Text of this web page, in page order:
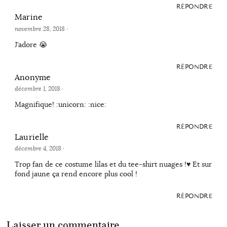
RÉPONDRE
Marine
novembre 28, 2018 ·
J’adore 😭
RÉPONDRE
Anonyme
décembre 1, 2018 ·
Magnifique! :unicorn: :nice:
RÉPONDRE
Laurielle
décembre 4, 2018 ·
Trop fan de ce costume lilas et du tee-shirt nuages !♥ Et sur
fond jaune ça rend encore plus cool !
RÉPONDRE